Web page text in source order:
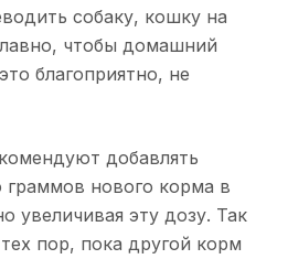
собаку, кошку на
чтобы домашний
благоприятно, не
добавлять
граммов нового корма в
увеличивая эту дозу. Так
пор, пока другой корм